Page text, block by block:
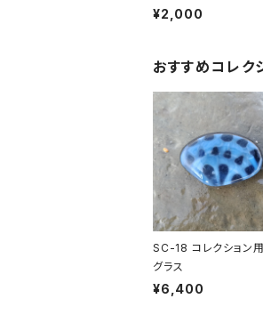
¥2,000
おすすめコレク
SC-18 コレクション
グラス
¥6,400